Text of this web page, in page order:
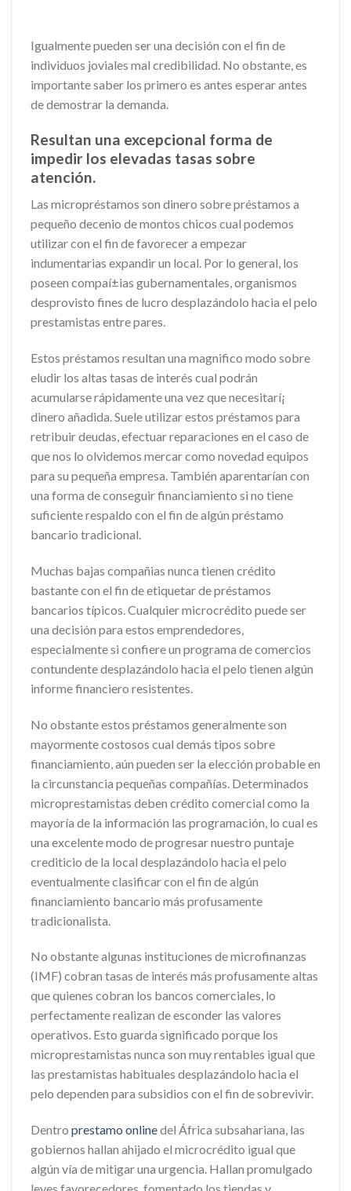
Igualmente pueden ser una decisión con el fin de
individuos joviales mal credibilidad. No obstante, es
importante saber los primero es antes esperar antes
de demostrar la demanda.
Resultan una excepcional forma de
impedir los elevadas tasas sobre
atención.
Las micropréstamos son dinero sobre préstamos a
pequeño decenio de montos chicos cual podemos
utilizar con el fin de favorecer a empezar
indumentarias expandir un local. Por lo general, los
poseen compaí±ias gubernamentales, organismos
desprovisto fines de lucro desplazándolo hacia el pelo
prestamistas entre pares.
Estos préstamos resultan una magnifico modo sobre
eludir los altas tasas de interés cual podrán
acumularse rápidamente una vez que necesitarí¡
dinero añadida. Suele utilizar estos préstamos para
retribuir deudas, efectuar reparaciones en el caso de
que nos lo olvidemos mercar como novedad equipos
para su pequeña empresa. También aparentarían con
una forma de conseguir financiamiento si no tiene
suficiente respaldo con el fin de algún préstamo
bancario tradicional.
Muchas bajas compañias nunca tienen crédito
bastante con el fin de etiquetar de préstamos
bancarios tí­picos. Cualquier microcrédito puede ser
una decisión para estos emprendedores,
especialmente si confiere un programa de comercios
contundente desplazándolo hacia el pelo tienen algún
informe financiero resistentes.
No obstante estos préstamos generalmente son
mayormente costosos cual demás tipos sobre
financiamiento, aún pueden ser la elección probable en
la circunstancia pequeñas compañías. Determinados
microprestamistas deben crédito comercial como la
mayoría de la información las programación, lo cual es
una excelente modo de progresar nuestro puntaje
crediticio de la local desplazándolo hacia el pelo
eventualmente clasificar con el fin de algún
financiamiento bancario más profusamente
tradicionalista.
No obstante algunas instituciones de microfinanzas
(IMF) cobran tasas de interés más profusamente altas
que quienes cobran los bancos comerciales, lo
perfectamente realizan de esconder las valores
operativos. Esto guarda significado porque los
microprestamistas nunca son muy rentables igual que
las prestamistas habituales desplazándolo hacia el
pelo dependen para subsidios con el fin de sobrevivir.
Dentro prestamo onlinedel África subsahariana, las
gobiernos hallan ahijado el microcrédito igual que
algún ví­a de mitigar una urgencia. Hallan promulgado